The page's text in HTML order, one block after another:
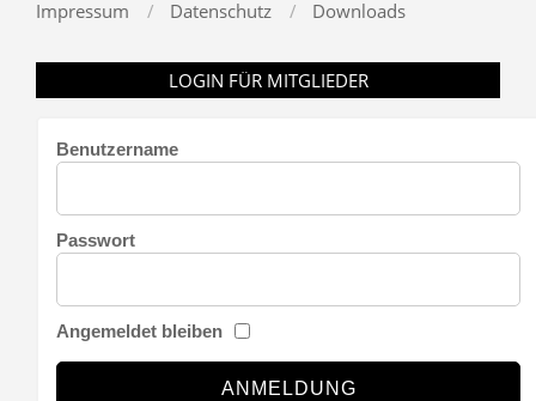
Impressum Datenschutz Downloads
LOGIN FÜR MITGLIEDER
Benutzername
Passwort
Angemeldet bleiben